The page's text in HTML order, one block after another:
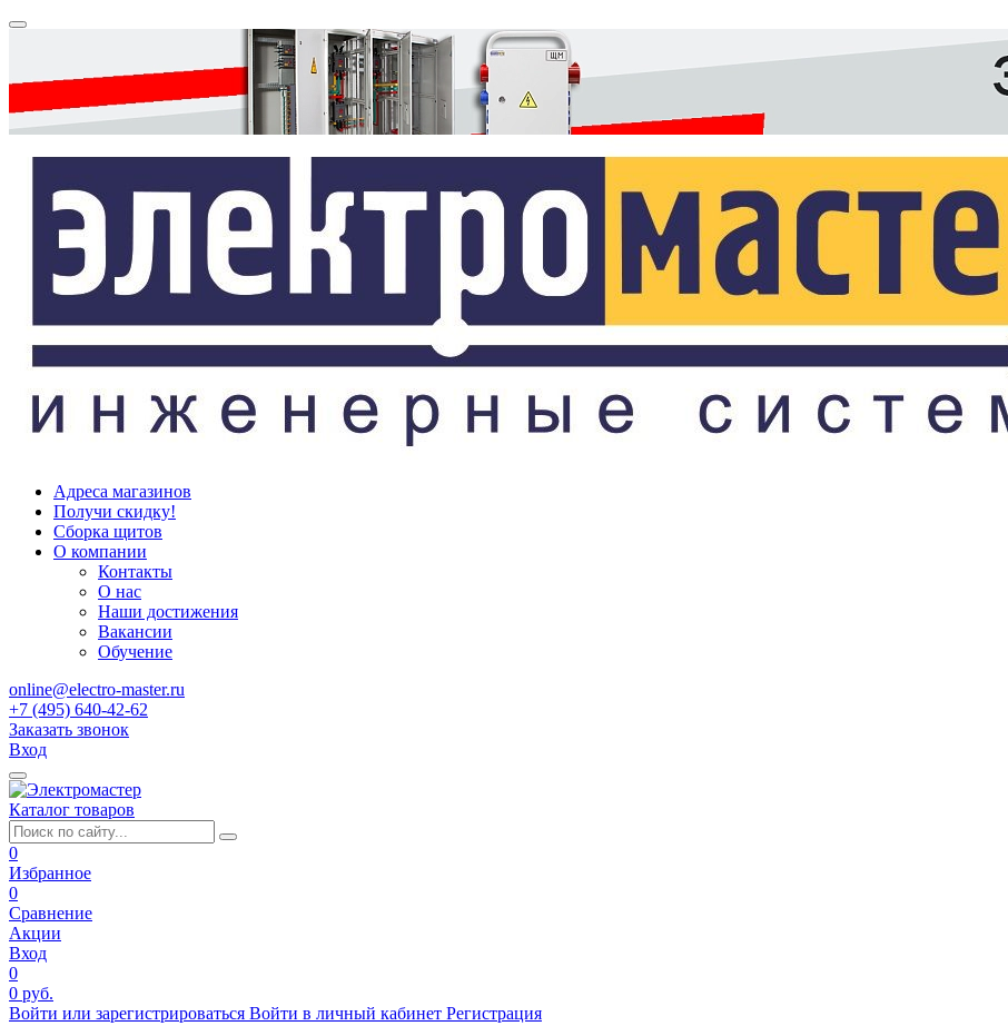
Адреса магазинов
Получи скидку!
Сборка щитов
О компании
Контакты
О нас
Наши достижения
Вакансии
Обучение
online@electro-master.ru
+7 (495) 640-42-62
Заказать звонок
Вход
Каталог товаров
0
Избранное
0
Сравнение
Акции
Вход
0
0 руб.
Войти или зарегистрироваться Войти в личный кабинет Регистрация